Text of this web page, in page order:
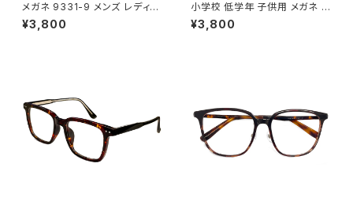
メガネ 9331-9 メンズ レディー
ス ユニセックス 眼鏡 おしゃれ
ボストン ウェリントン ボスリント
¥3,800
小学校 低学年 子供用 メガネ 5
324-6 キッズ メガネ 男の子 女
の子 子ども用 5歳 6歳 7歳 8
¥3,800